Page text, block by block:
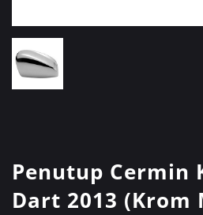
Penutup Cermin
Dart 2013 (Krom